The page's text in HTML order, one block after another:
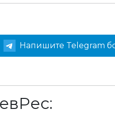
Напишите Telegram